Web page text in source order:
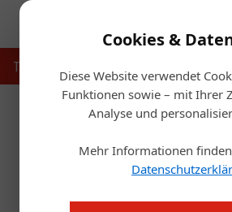
Cookies &
Diese Website verwendet
Funktionen sowie – mit Ihrer
Analyse und
Mehr Informationen
Touristik
Mice